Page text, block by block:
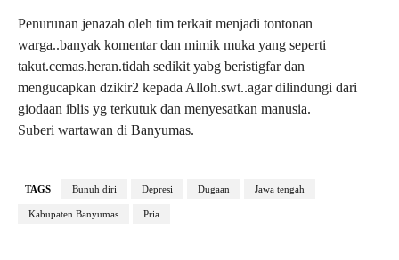
Penurunan jenazah oleh tim terkait menjadi tontonan
warga..banyak komentar dan mimik muka yang seperti
takut.cemas.heran.tidah sedikit yabg beristigfar dan
mengucapkan dzikir2 kepada Alloh.swt..agar dilindungi dari
giodaan iblis yg terkutuk dan menyesatkan manusia.
Suberi wartawan di Banyumas.
TAGS Bunuh diri Depresi Dugaan Jawa tengah
Kabupaten Banyumas Pria